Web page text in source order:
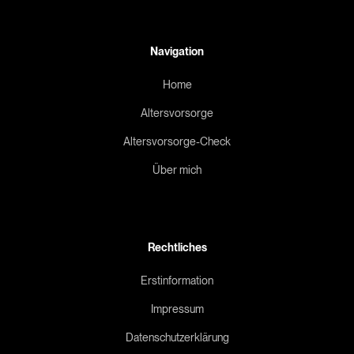
Navigation
Home
Altersvorsorge
Altersvorsorge-Check
Über mich
Rechtliches
Erstinformation
Impressum
Datenschutzerklärung